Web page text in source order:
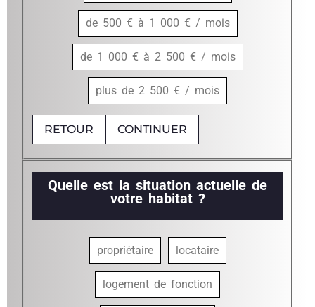
de 500 € à 1 000 € / mois
de 1 000 € à 2 500 € / mois
plus de 2 500 € / mois
RETOUR CONTINUER
Quelle est la situation actuelle de
votre habitat ?
propriétaire locataire
logement de fonction